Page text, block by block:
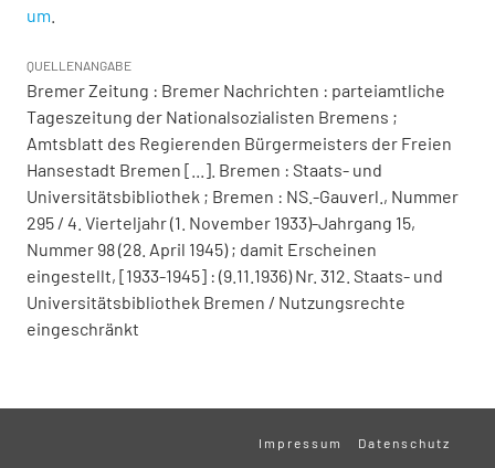
um
QUELLENANGABE
Bremer Zeitung : Bremer Nachrichten : parteiamtliche
Tageszeitung der Nationalsozialisten Bremens ;
Amtsblatt des Regierenden Bürgermeisters der Freien
Hansestadt Bremen [...]. Bremen : Staats- und
Universitätsbibliothek ; Bremen : NS.-Gauverl., Nummer
295 / 4. Vierteljahr (1. November 1933)-Jahrgang 15,
Nummer 98 (28. April 1945) ; damit Erscheinen
eingestellt, [1933-1945] : (9.11.1936) Nr. 312. Staats- und
Universitätsbibliothek Bremen / Nutzungsrechte
eingeschränkt
Impressum Datenschutz